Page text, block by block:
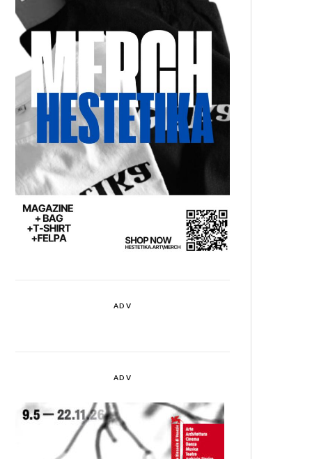
ADV
ADV